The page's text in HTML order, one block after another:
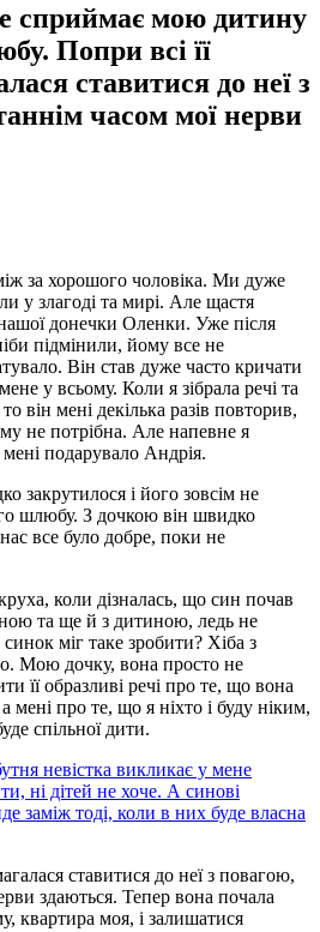
сприймає мою дитину
Попри всі її
ставитися до неї з
часом мої нерви
за хорошого чоловіка. Ми дуже
у злагоді та мирі. Але щастя
донечки Оленки. Уже після
підмінили, йому все не
Він став дуже часто кричати
у всьому. Коли я зібрала речі та
він мені декілька разів повторив,
не потрібна. Але напевне я
подарувало Андрія.
закрутилося і його зовсім не
шлюбу. З дочкою він швидко
все було добре, поки не
коли дізналась, що син почав
та ще й з дитиною, ледь не
міг таке зробити? Хіба з
Мою дочку, вона просто не
її образливі речі про те, що вона
мені про те, що я ніхто і буду ніким,
спільної дити.
невістка викликає у мене
ні дітей не хоче. А синові
заміж тоді, коли в них буде власна
ставитися до неї з повагою,
здаються. Тепер вона почала
квартира моя, і залишатися